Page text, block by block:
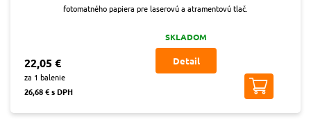
fotomatného papiera pre laserovú a atramentovú tlač.
22,05 €
za 1 balenie
26,68 € s DPH
SKLADOM
Detail